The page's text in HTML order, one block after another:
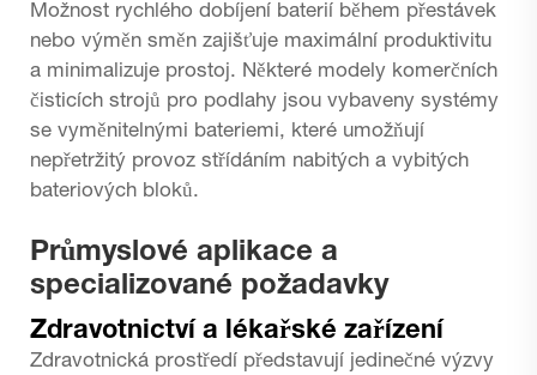
Možnost rychlého dobíjení baterií během přestávek
nebo výměn směn zajišťuje maximální produktivitu
a minimalizuje prostoj. Některé modely komerčních
čisticích strojů pro podlahy jsou vybaveny systémy
se vyměnitelnými bateriemi, které umožňují
nepřetržitý provoz střídáním nabitých a vybitých
bateriových bloků.
Průmyslové aplikace a
specializované požadavky
Zdravotnictví a lékařské zařízení
Zdravotnická prostředí představují jedinečné výzvy